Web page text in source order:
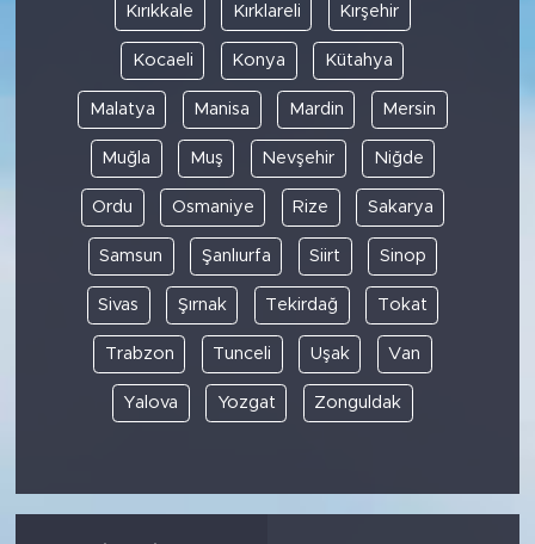
Kırıkkale Kırklareli Kırşehir
Kocaeli Konya Kütahya
Malatya Manisa Mardin Mersin
Muğla Muş Nevşehir Niğde
Ordu Osmaniye Rize Sakarya
Samsun Şanlıurfa Siirt Sinop
Sivas Şırnak Tekirdağ Tokat
Trabzon Tunceli Uşak Van
Yalova Yozgat Zonguldak